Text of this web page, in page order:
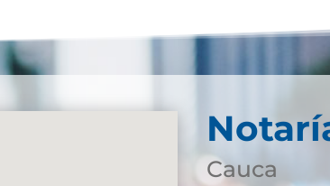
Cauca